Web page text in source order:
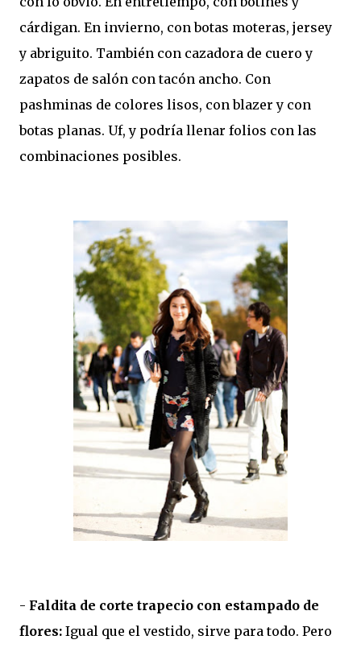
cárdigan. En invierno, con botas moteras, jersey
y abriguito. También con cazadora de cuero y
zapatos de salón con tacón ancho. Con
pashminas de colores lisos, con blazer y con
botas planas. Uf, y podría llenar folios con las
combinaciones posibles.
- Faldita de corte trapecio con estampado de
flores: Igual que el vestido, sirve para todo. Pero